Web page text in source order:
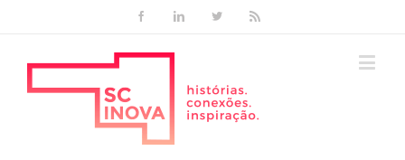
FacebookLinkedinTwitter